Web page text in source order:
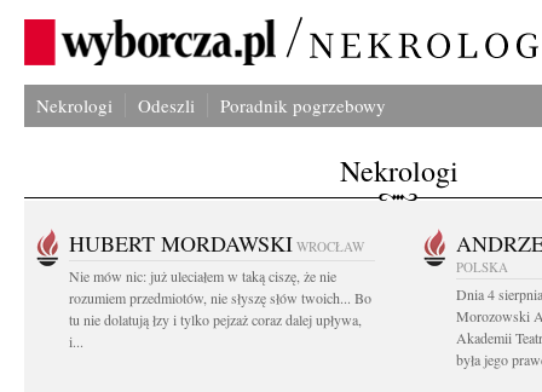
Nekrologi Odeszli Poradnik pogrzebowy
Nekrologi
HUBERT MORDAWSKI WROCŁAW
Nie mów nic: już uleciałem w taką ciszę, że nie
rozumiem przedmiotów, nie słyszę słów twoich... Bo
tu nie dolatują łzy i tylko pejzaż coraz dalej upływa,
i...
POLSKA
Dnia 4
Morozowski
Akademii
była jego